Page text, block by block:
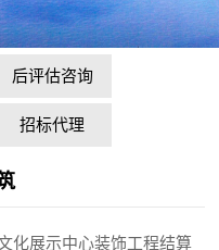
后评估咨询
招标代理
化展示中心装饰工程结算